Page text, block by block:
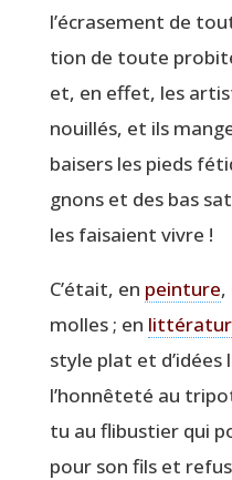
l’écrasement de
tion de toute
et, en effet, les
nouillés, et ils
bai­sers les pieds
gnons et des bas
les fai­saient vivre !
C’était, en pein­ture,
molles ; en
style plat et d’idées
l’honnêteté au
tu au fli­bus­tier qui
pour son fils et